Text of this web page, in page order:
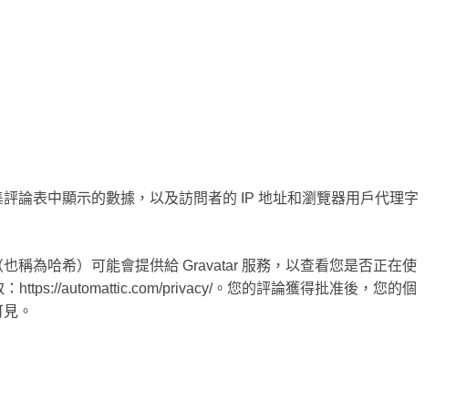
論表中顯示的數據，以及訪問者的 IP 地址和瀏覽器用戶代理字
稱為哈希）可能會提供給 Gravatar 服務，以查看您是否正在使
https://automattic.com/privacy/。您的評論獲得批准後，您的個
。